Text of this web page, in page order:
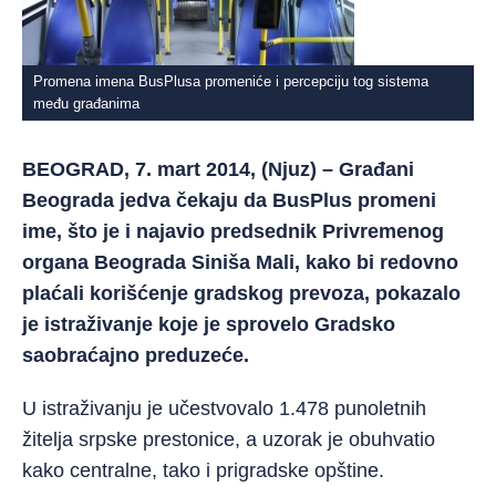
Promena imena BusPlusa promeniće i percepciju tog sistema
među građanima
BEOGRAD, 7. mart 2014, (Njuz) – Građani
Beograda jedva čekaju da BusPlus promeni
ime, što je i najavio predsednik Privremenog
organa Beograda Siniša Mali, kako bi redovno
plaćali korišćenje gradskog prevoza, pokazalo
je istraživanje koje je sprovelo Gradsko
saobraćajno preduzeće.
U istraživanju je učestvovalo 1.478 punoletnih
žitelja srpske prestonice, a uzorak je obuhvatio
kako centralne, tako i prigradske opštine.